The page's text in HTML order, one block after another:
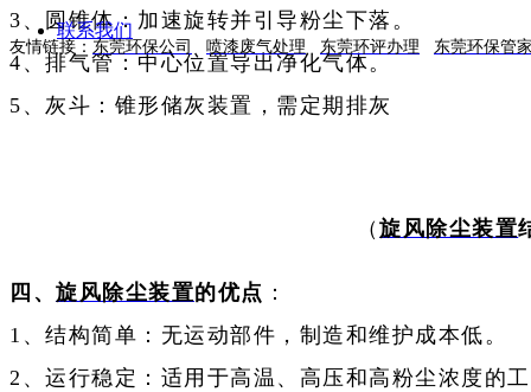
3‌、圆锥体‌：加速旋转并引导粉尘下落‌。
4‌、排气管‌：中心位置导出净化气体‌。
‌5、灰斗‌：锥形储灰装置，需定期排灰‌
（旋风除尘装置
四、 旋风除尘装置的优点 ：
1、结构简单：无运动部件，制造和维护成本低。
2、运行稳定：适用于高温、高压和高粉尘浓度的
联系我们
友情链接： 东莞环保公司 喷漆废气处理 东莞环评办理 东莞环保管